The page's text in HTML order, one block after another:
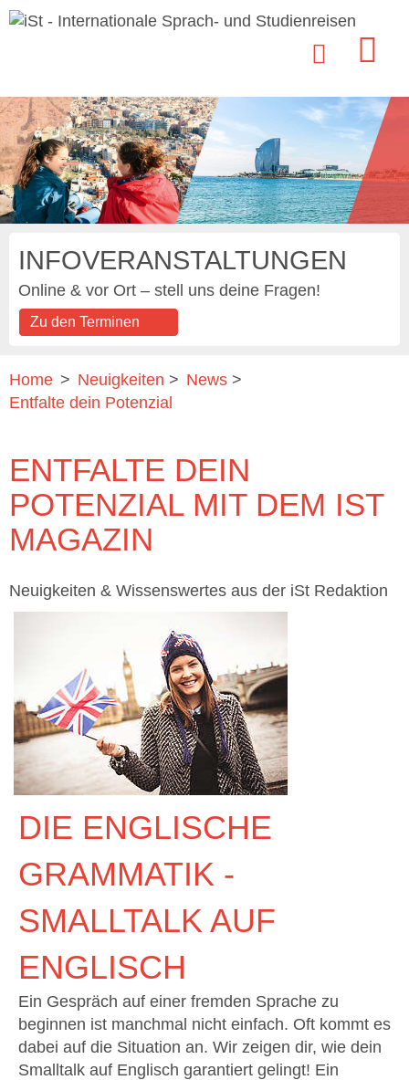
INFOVERANSTALTUNGEN
Online & vor Ort – stell uns deine Fragen!
Zu den Terminen
Home > Neuigkeiten > News >
Entfalte dein Potenzial
ENTFALTE DEIN
POTENZIAL MIT DEM IST
MAGAZIN
Neuigkeiten & Wissenswertes aus der iSt Redaktion
DIE ENGLISCHE
GRAMMATIK -
SMALLTALK AUF
ENGLISCH
Ein Gespräch auf einer fremden Sprache zu
beginnen ist manchmal nicht einfach. Oft kommt es
dabei auf die Situation an. Wir zeigen dir, wie dein
Smalltalk auf Englisch garantiert gelingt! Ein